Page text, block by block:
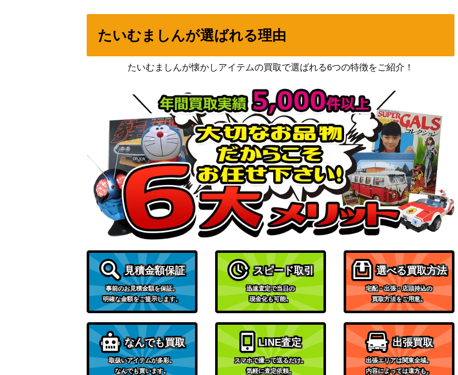
ポンチョを着たピカチュウ（プロモ）【PROMO 207/XY-P】 80,000
ハガネール（CHR）【SM11b 060/049】
パルキアGX（HR）【SM5M 075/066】
サン&ムーン
イブキのカイリュー
VSシリーズ
（ポケモンカード★VS）
ネストボール（UR）【SV1S 107/078】
スカーレット＆バイオレッ
ト
（スカーレットex）
2,400
ザクロ（HR）【S10P 084/067】
ソード&シールド
（スペースジャグラー）
200
クロバットV（RR）【S3 053/100】
ソード＆シールド
（シャイニースターV）
1
タケルライコex（SAR）【SV8a 222/187】
スカーレット＆バイオレッ
ト
700
デンジ（SR）【SM5M 071/066】
サン&ムーン
（ウルトラムーン）
1,100
トレッキングシューズ（UR）【S10D 087/067】
ソード&シールド
（タイムゲイザー）
1,100
コスモッグ（ミラー）【S8a 014/028】
ソード&シールド
（25th ANNIVERSARY
COLLECTION）
300
セレビィEX（SR）【BW6 060/059】
BW
（コールドフレア）
1,800
たいむましんが選ばれる理由
たいむましんが懐かしアイテムの買取で選ばれる6つの特徴をご紹介！
見積金額保証
事前のお見積金額を保証。
明確な金額をご提示します。
スピード取引
迅速査定で当日の
現金化も可能。
選べる買取方法
宅配・出張・店頭持込の
買取方法をご用意。
なんでも買取
取扱いアイテムが多彩。
なんでも買います。
LINE査定
スマホで撮って送るだけ。
気軽に査定依頼。
出張買取
出張エリアは関東全域。
内容によっては遠方も。